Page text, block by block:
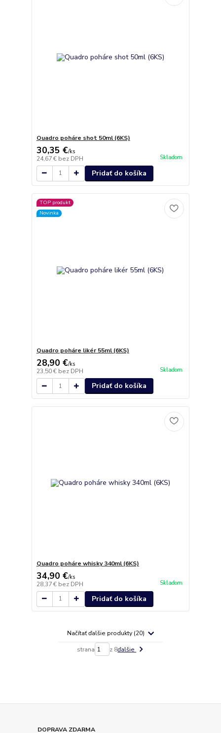
Quadro poháre shot 50ml (6KS)
30,35 €/ks
24,67 € bez DPH Skladom
Pridať do košíka
TOP produkt
Novinka
Quadro poháre likér 55ml (6KS)
28,90 €/ks
23,50 € bez DPH Skladom
Pridať do košíka
Quadro poháre whisky 340ml (6KS)
34,90 €/ks
28,37 € bez DPH Skladom
Pridať do košíka
Načítať ďalšie produkty (20)
strana z 8ďalšie
DOPRAVA ZDARMA